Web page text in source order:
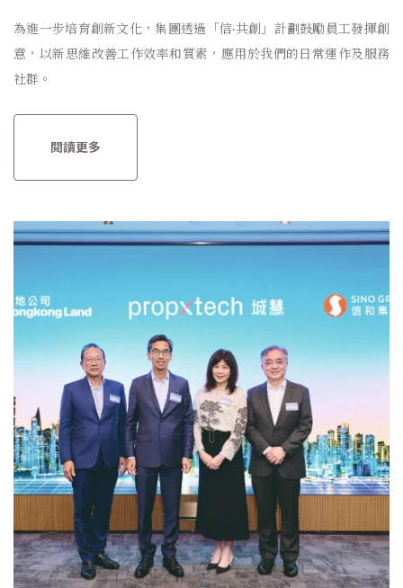
為進一步培育創新文化，集團透過「信·共創」計劃鼓勵員工發揮創
意，以新思維改善工作效率和質素，應用於我們的日常運作及服務
社群。
閱讀更多